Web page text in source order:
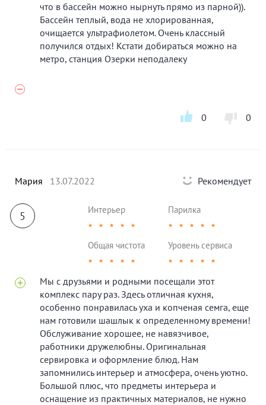
что в бассейн можно нырнуть прямо из парной)).
Бассейн теплый, вода не хлорированная,
очищается ультрафиолетом. Очень классный
получился отдых! Кстати добираться можно на
метро, станция Озерки неподалеку
0 0
Мария 13.07.2022 Рекомендует
5 Интерьер
★ ★ ★ ★ ★
Парилка
★ ★ ★ ★ ★
Общая чистота
★ ★ ★ ★ ★
Уровень сервиса
★ ★ ★ ★ ★
Мы с друзьями и родными посещали этот
комплекс пару раз. Здесь отличная кухня,
особенно понравилась уха и копченая семга, еще
нам готовили шашлык к определенному времени!
Обслуживание хорошее, не навязчивое,
работники дружелюбны. Оригинальная
сервировка и оформление блюд. Нам
запомнились интерьер и атмосфера, очень уютно.
Большой плюс, что предметы интерьера и
оснащение из практичных материалов, не нужно